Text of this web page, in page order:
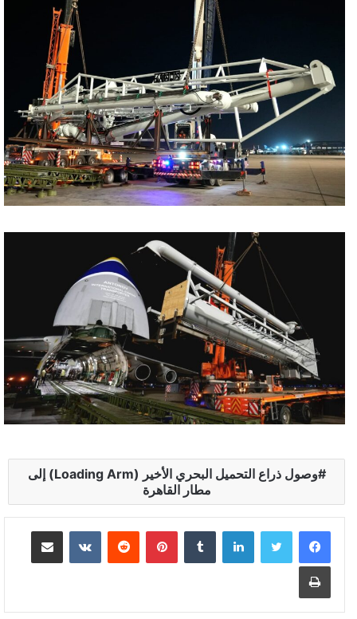
وصول ذراع التحميل البحري الأخير (Loading Arm) إلى
مطار القاهرة
لينكدإن بينتيريست مشاركة عبر البريد
طباعة